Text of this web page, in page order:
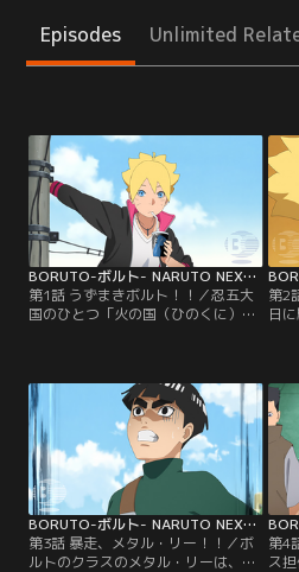
Episodes Unlimited
BORUTO-ボルト- NARUTO NEXT GENERATIONS 第001話
第1話 うずまきボルト！！／忍五大
国のひとつ「火の国（ひのくに）」
（ほかげ）・うずまきナルトを父に
持つ少年だ。ある日ボルトは、不良
たちに絡まれていた少年・雷門デン
キを助ける。力も気も弱いデンキ
は、不良たちばかりか自分の父親に
反発することもできないでいた…。
【提供：バンダイチャンネル】
第2
日
ル
分
目
ス
イ
ベ
ら
供
BORUTO-ボルト- NARUTO NEXT GENERATIONS 第003話
第3話 暴走、メタル・リー！！／ボ
ルトのクラスのメタル・リーは、と
第4
ス